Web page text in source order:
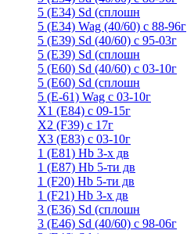
5 (E34) Sd (сплошн
5 (E34) Wag (40/60) с 88-96г
5 (E39) Sd (40/60) с 95-03г
5 (E39) Sd (сплошн
5 (E60) Sd (40/60) с 03-10г
5 (E60) Sd (сплошн
5 (Е-61) Wag с 03-10г
X1 (E84) с 09-15г
X2 (F39) с 17г
X3 (E83) с 03-10г
1 (Е81) Hb 3-х дв
1 (Е87) Hb 5-ти дв
1 (F20) Hb 5-ти дв
1 (F21) Hb 3-х дв
3 (E36) Sd (сплошн
3 (Е46) Sd (40/60) с 98-06г